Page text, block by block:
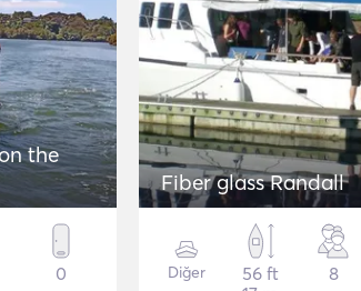
the
0
Fiber glass Randall
Diğer
56 ft
8